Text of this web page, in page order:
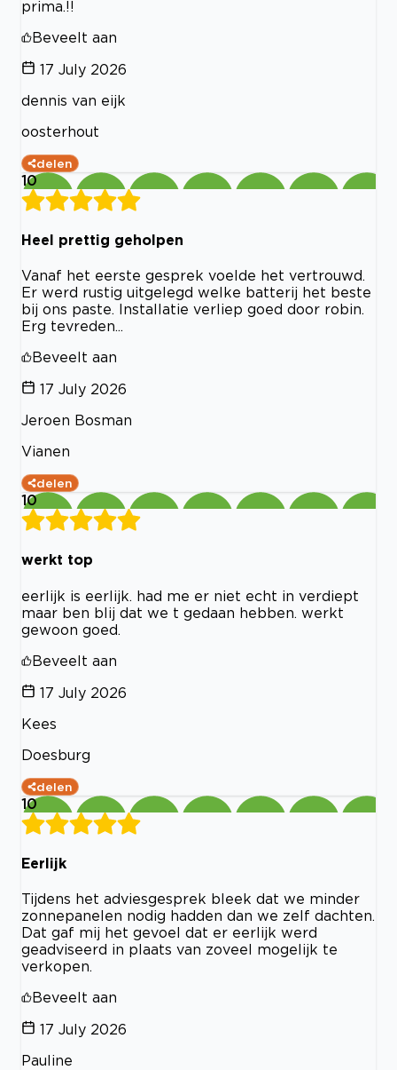
prima.!!
Beveelt aan
17 July 2026
dennis van eijk
oosterhout
delen
10
Heel prettig geholpen
Vanaf het eerste gesprek voelde het vertrouwd.
Er werd rustig uitgelegd welke batterij het beste
bij ons paste. Installatie verliep goed door robin.
Erg tevreden...
Beveelt aan
17 July 2026
Jeroen Bosman
Vianen
delen
10
werkt top
eerlijk is eerlijk. had me er niet echt in verdiept
maar ben blij dat we t gedaan hebben. werkt
gewoon goed.
Beveelt aan
17 July 2026
Kees
Doesburg
delen
10
Eerlijk
Tijdens het adviesgesprek bleek dat we minder
zonnepanelen nodig hadden dan we zelf dachten.
Dat gaf mij het gevoel dat er eerlijk werd
geadviseerd in plaats van zoveel mogelijk te
verkopen.
Beveelt aan
17 July 2026
Pauline